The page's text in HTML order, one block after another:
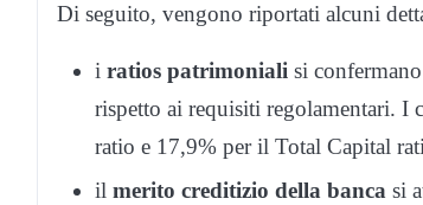
Di seguito, vengono riportati alcuni
i ratios patrimoniali si
rispetto ai requisiti regolamentari.
ratio e 17,9% per il Total Capital
il merito creditizio della banca si